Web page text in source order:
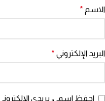
الاسم *
البريد الإلكتروني *
احفظ اسمي، بريدي